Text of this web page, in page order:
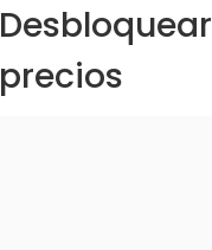
Desbloquear
precios